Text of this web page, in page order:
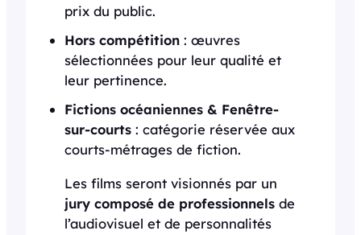
prix du public.
Hors compétition : œuvres
sélectionnées pour leur qualité et
leur pertinence.
Fictions océaniennes & Fenêtre-
sur-courts : catégorie réservée aux
courts-métrages de fiction.
Les films seront visionnés par un
jury composé de professionnels de
l’audiovisuel et de personnalités